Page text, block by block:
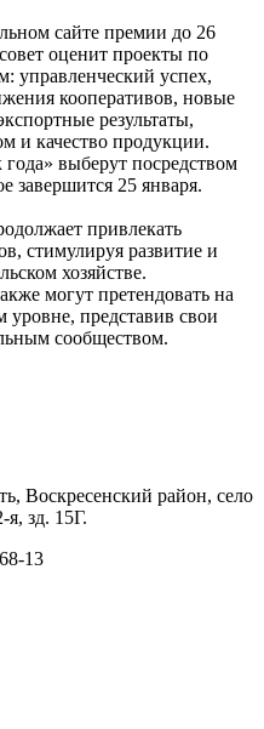
сайте премии до 26
оценит проекты по
управленческий успех,
кооперативов, новые
результаты,
и качество продукции.
выберут посредством
завершится 25 января.
привлекать
стимулируя развитие и
хозяйстве.
могут претендовать на
представив свои
сообществом.
Воскресенский район, село
зд. 15Г.
13